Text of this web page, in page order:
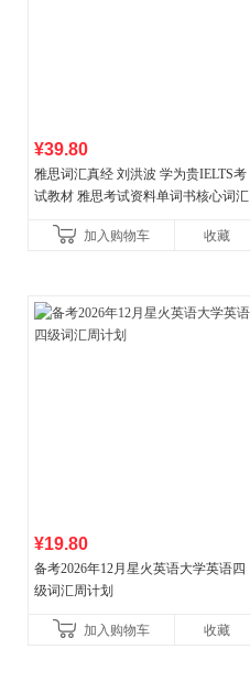
¥39.80
雅思词汇真经 刘洪波 学为贵IELTS考
试教材 雅思考试资料单词书核心词汇
加入购物车
收藏
¥19.80
备考2026年12月星火英语大学英语四
级词汇周计划
加入购物车 收藏